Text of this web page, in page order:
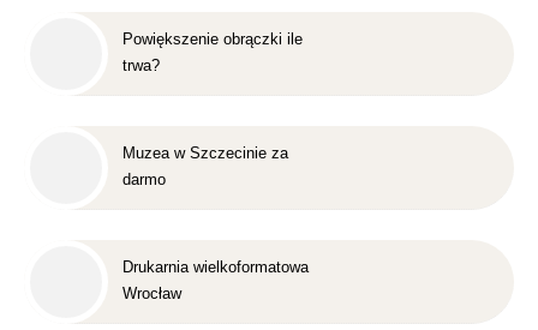
Powiększenie obrączki ile
trwa?
Muzea w Szczecinie za
darmo
Drukarnia wielkoformatowa
Wrocław